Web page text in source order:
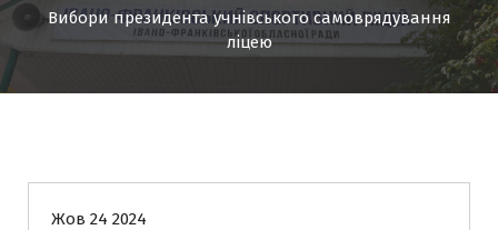
Вибори президента учнівського самоврядування
ліцею
Жов 24 2024